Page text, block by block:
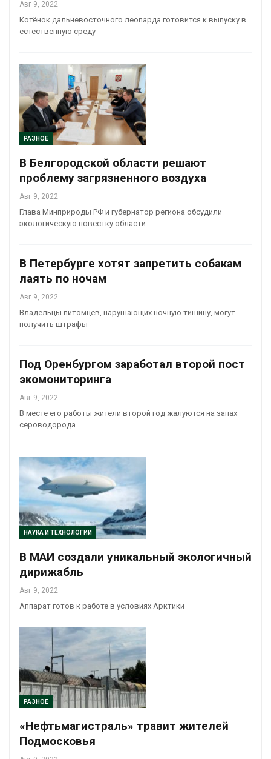
Авг 9, 2022
Котёнок дальневосточного леопарда готовится к выпуску в
естественную среду
РАЗНОЕ
В Белгородской области решают
проблему загрязненного воздуха
Авг 9, 2022
Глава Минприроды РФ и губернатор региона обсудили
экологическую повестку области
В Петербурге хотят запретить собакам
лаять по ночам
Авг 9, 2022
Владельцы питомцев, нарушающих ночную тишину, могут
получить штрафы
Под Оренбургом заработал второй пост
экомониторинга
Авг 9, 2022
В месте его работы жители второй год жалуются на запах
сероводорода
НАУКА И ТЕХНОЛОГИИ
В МАИ создали уникальный экологичный
дирижабль
Авг 9, 2022
Аппарат готов к работе в условиях Арктики
РАЗНОЕ
«Нефтьмагистраль» травит жителей
Подмосковья